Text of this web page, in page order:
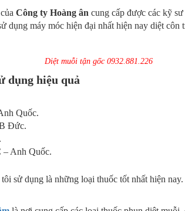
Công ty Hoàng ân cung cấp được các kỹ
dụng máy móc hiện đại nhất hiện nay diệt côn
Diệt muỗi tận gốc 0932.881.226
dụng hiệu quả
Quốc.
Đức.
– Anh Quốc.
sử dụng là những loại thuốc tốt nhất hiện